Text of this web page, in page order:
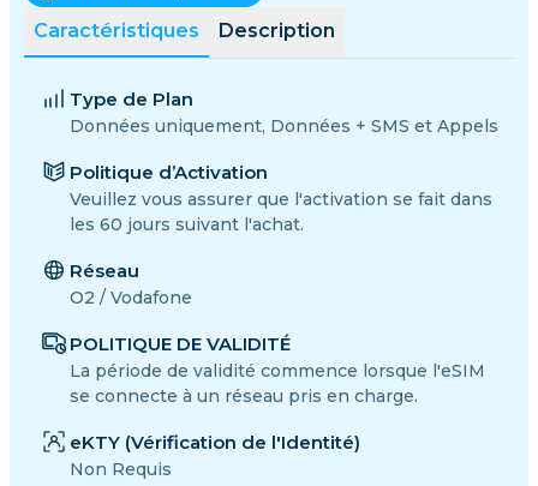
Caractéristiques Description
Type de Plan
Données uniquement, Données + SMS et Appels
Politique d’Activation
Veuillez vous assurer que l'activation se fait dans
les 60 jours suivant l'achat.
Réseau
O2 / Vodafone
POLITIQUE DE VALIDITÉ
La période de validité commence lorsque l'eSIM
se connecte à un réseau pris en charge.
eKTY (Vérification de l'Identité)
Non Requis